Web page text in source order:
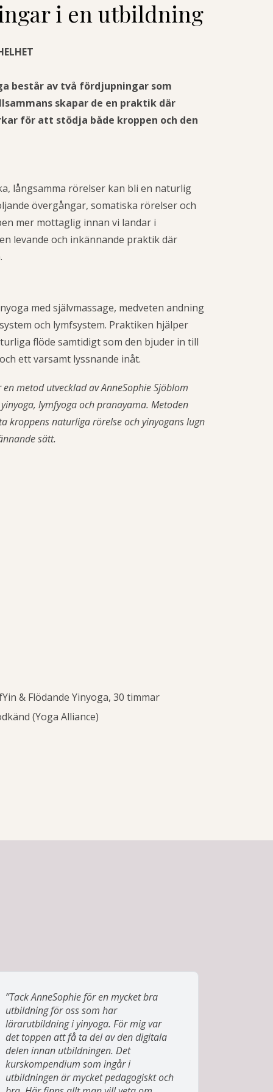
i en utbildning
består av två fördjupningar som
skapar de en praktik där
för att stödja både kroppen och den
långsamma rörelser kan bli en naturlig
övergångar, somatiska rörelser och
mer mottaglig innan vi landar i
levande och inkännande praktik där
med självmassage, medveten andning
och lymfsystem. Praktiken hjälper
flöde samtidigt som den bjuder in till
ett varsamt lyssnande inåt.
metod utvecklad av AnneSophie Sjöblom
lymfyoga och pranayama. Metoden
kroppens naturliga rörelse och yinyogans lugn
sätt.
& Flödande Yinyoga, 30 timmar
(Yoga Alliance)
”Tack AnneSophie för en mycket bra
utbildning för oss som har
lärarutbildning i yinyoga. För mig var
det toppen att få ta del av den digitala
delen innan utbildningen. Det
kurskompendium som ingår i
utbildningen är mycket pedagogiskt och